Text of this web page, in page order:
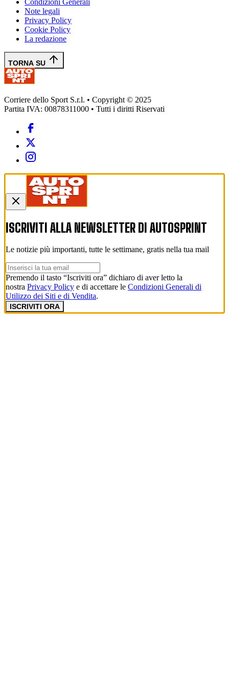
Condizioni Generali
Note legali
Privacy Policy
Cookie Policy
La redazione
TORNA SU
Corriere dello Sport S.r.l. • Copyright © 2025
Partita IVA: 00878311000 • Tutti i diritti Riservati
ISCRIVITI ALLA NEWSLETTER DI AUTOSPRINT
Le notizie più importanti, tutte le settimane, gratis nella tua mail
Premendo il tasto “Iscriviti ora” dichiaro di aver letto la
nostra Privacy Policy e di accettare le Condizioni Generali di
Utilizzo dei Siti e di Vendita.
ISCRIVITI ORA